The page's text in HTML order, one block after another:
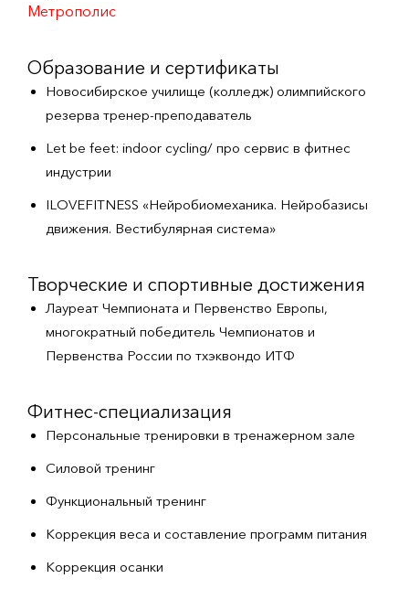
Метрополис
Образование и сертификаты
Новосибирское училище (колледж) олимпийского
резерва тренер-преподаватель
Let be feet: indoor cycling/ про сервис в фитнес
индустрии
ILOVEFITNESS «Нейробиомеханика. Нейробазисы
движения. Вестибулярная система»
Творческие и спортивные достижения
Лауреат Чемпионата и Первенство Европы,
многократный победитель Чемпионатов и
Первенства России по тхэквондо ИТФ
Фитнес-специализация
Персональные тренировки в тренажерном зале
Силовой тренинг
Функциональный тренинг
Коррекция веса и составление программ питания
Коррекция осанки